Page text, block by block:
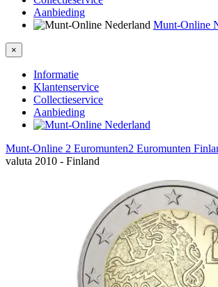
Aanbieding
Munt-Online
×
Informatie
Klantenservice
Collectieservice
Aanbieding
Munt-Online 2 Euromunten2 Euromunten
valuta 2010 - Finland